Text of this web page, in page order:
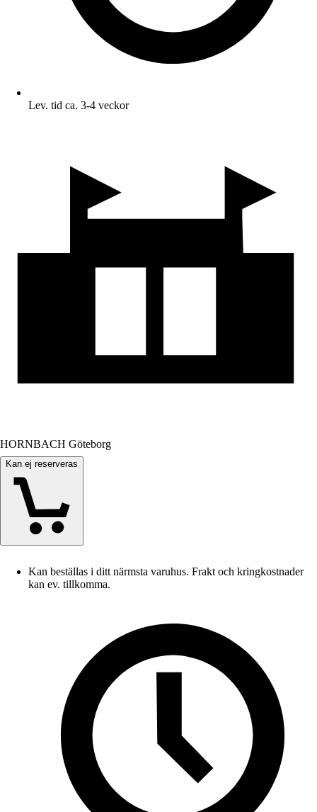
Lev. tid ca. 3-4 veckor
HORNBACH Göteborg
Kan ej reserveras
Kan beställas i ditt närmsta varuhus. Frakt och kringkostnader
kan ev. tillkomma.